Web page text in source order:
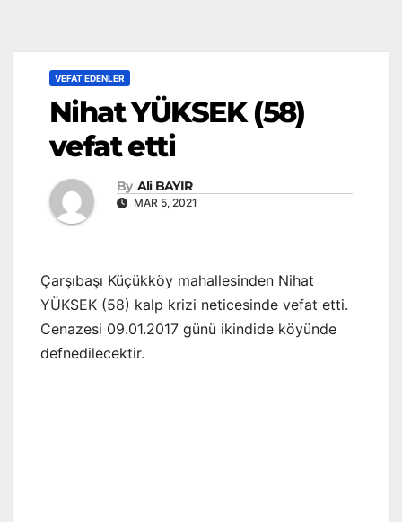
VEFAT EDENLER
Nihat YÜKSEK (58)
vefat etti
By Ali BAYIR
MAR 5, 2021
Çarşıbaşı Küçükköy mahallesinden Nihat
YÜKSEK (58) kalp krizi neticesinde vefat etti.
Cenazesi 09.01.2017 günü ikindide köyünde
defnedilecektir.